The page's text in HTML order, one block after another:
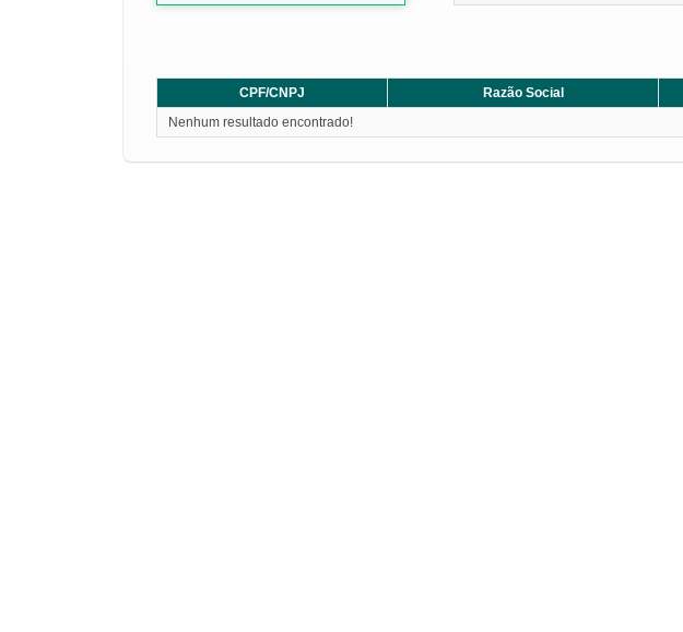
CPF/CNPJ Razão Social
Nenhum resultado encontrado!